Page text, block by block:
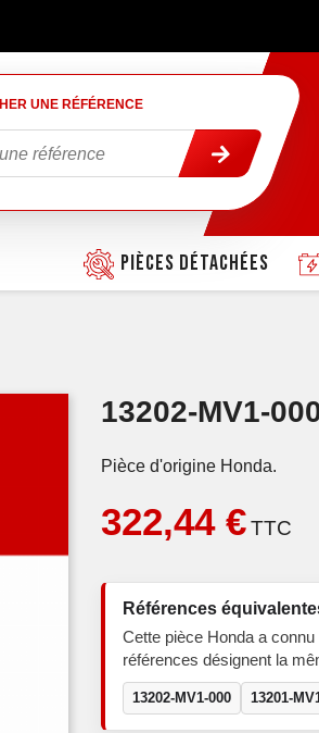
UNE RÉFÉRENCE
Pièces détachées
13202-MV1-
Pièce d'origine Honda.
322,44 €TTC
Références
Cette pièce Honda a
références désignent la
13202-MV1-000 13201-